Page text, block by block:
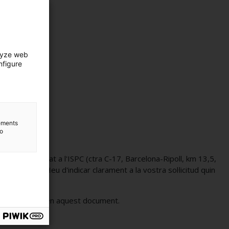
adreçat a l'ISPC (ctra C-17, Barcelona-Ripoll, km 13,5,
. Heu d'indicar clarament a la vostra sol·licitud quin
continguda en aquest document.
web